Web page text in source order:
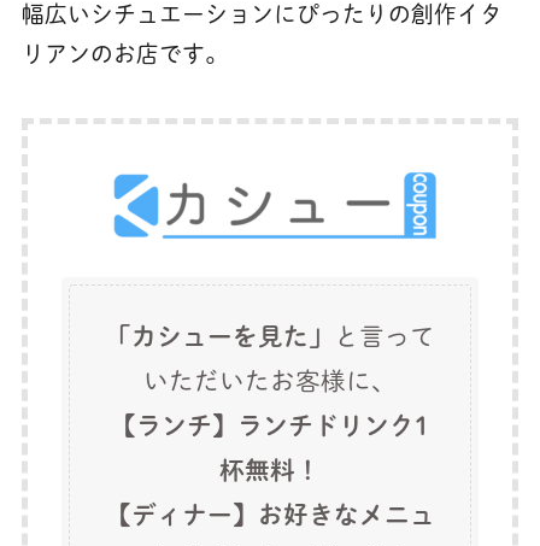
幅広いシチュエーションにぴったりの創作イタ
リアンのお店です。
「カシューを見た」
と言って
いただいたお客様に、
【ランチ】ランチドリンク1
杯無料！
【ディナー】お好きなメニュ